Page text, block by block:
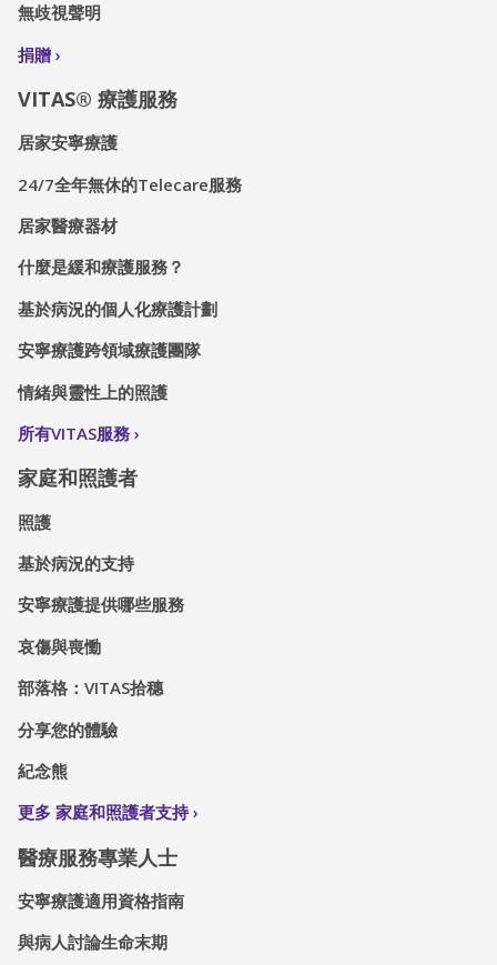
無歧視聲明
捐贈
VITAS® 療護服務
居家安寧療護
24/7全年無休的Telecare服務
居家醫療器材
什麼是緩和療護服務？
基於病況的個人化療護計劃
安寧療護跨領域療護團隊
情緒與靈性上的照護
所有VITAS服務
家庭和照護者
照護
基於病況的支持
安寧療護提供哪些服務
哀傷與喪慟
部落格：VITAS拾穗
分享您的體驗
紀念熊
更多 家庭和照護者支持
醫療服務專業人士
安寧療護適用資格指南
與病人討論生命末期